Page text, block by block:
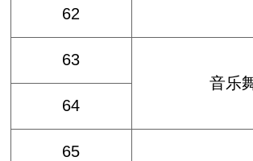
62
63
音乐
64
65